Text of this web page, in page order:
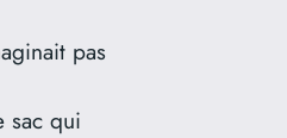
pas
sac qui